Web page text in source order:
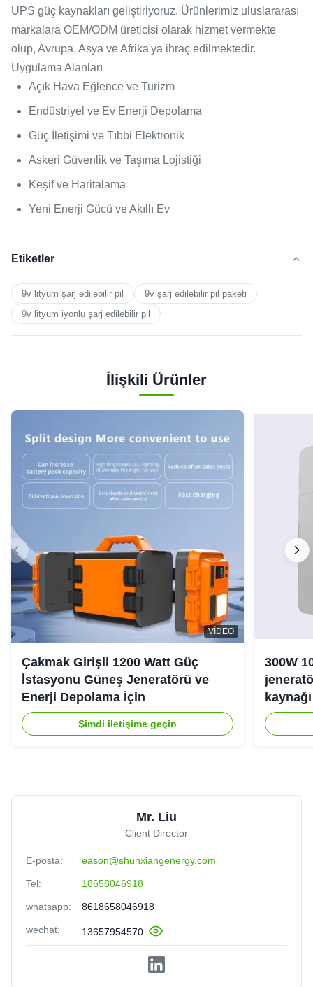
UPS güç kaynakları geliştiriyoruz. Ürünlerimiz uluslararası
markalara OEM/ODM üreticisi olarak hizmet vermekte
olup, Avrupa, Asya ve Afrika'ya ihraç edilmektedir.
Uygulama Alanları
Açık Hava Eğlence ve Turizm
Endüstriyel ve Ev Enerji Depolama
Güç İletişimi ve Tıbbi Elektronik
Askeri Güvenlik ve Taşıma Lojistiği
Keşif ve Haritalama
Yeni Enerji Gücü ve Akıllı Ev
Etiketler
9v lityum şarj edilebilir pil
9v şarj edilebilir pil paketi
9v lityum iyonlu şarj edilebilir pil
İlişkili Ürünler
VIDEO
Çakmak Girişli 1200 Watt Güç
İstasyonu Güneş Jeneratörü ve
Enerji Depolama İçin
Şimdi iletişime geçin
300W
Mr. Liu
Client Director
E-posta: eason@shunxiangenergy.com
Tel: 18658046918
whatsapp: 8618658046918
wechat: 13657954570